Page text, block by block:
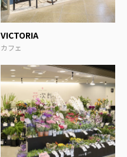
VICTORIA
カフェ